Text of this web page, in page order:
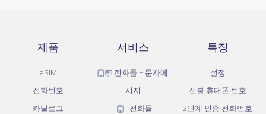
제품
eSIM
전화번호
카탈로그
서비스
전화들 + 문자메
시지
전화들
특징
설정
선불 휴대폰 번호
2단계 인증 전화번호